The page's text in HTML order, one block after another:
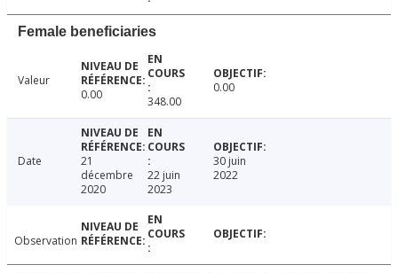
Female beneficiaries
Valeur
0.00
348.00
0.00
Date
21
décembre
2020
22 juin
2023
30 juin
2022
Observation